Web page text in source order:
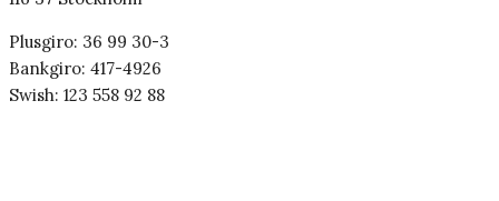
Plusgiro: 36 99 30-3
Bankgiro: 417-4926
Swish: 123 558 92 88